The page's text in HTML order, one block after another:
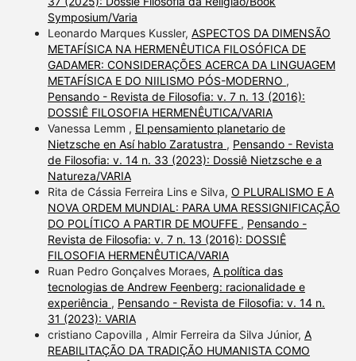
Symposium/Varia
Leonardo Marques Kussler, ASPECTOS DA DIMENSÃO
METAFÍSICA NA HERMENÊUTICA FILOSÓFICA DE
GADAMER: CONSIDERAÇÕES ACERCA DA LINGUAGEM
METAFÍSICA E DO NIILISMO PÓS-MODERNO ,
Pensando - Revista de Filosofia: v. 7 n. 13 (2016):
DOSSIÊ FILOSOFIA HERMENÊUTICA/VARIA
Vanessa Lemm , El pensamiento planetario de
Nietzsche en Así hablo Zaratustra , Pensando - Revista
de Filosofia: v. 14 n. 33 (2023): Dossiê Nietzsche e a
Natureza/VARIA
Rita de Cássia Ferreira Lins e Silva, O PLURALISMO E A
NOVA ORDEM MUNDIAL: PARA UMA RESSIGNIFICAÇÃO
DO POLÍTICO A PARTIR DE MOUFFE , Pensando -
Revista de Filosofia: v. 7 n. 13 (2016): DOSSIÊ
FILOSOFIA HERMENÊUTICA/VARIA
Ruan Pedro Gonçalves Moraes, A política das
tecnologias de Andrew Feenberg: racionalidade e
experiência , Pensando - Revista de Filosofia: v. 14 n.
31 (2023): VARIA
cristiano Capovilla , Almir Ferreira da Silva Júnior, A
REABILITAÇÃO DA TRADIÇÃO HUMANISTA COMO